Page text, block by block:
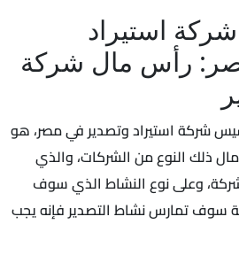
استيراد
رأس مال شركة
شركة استيراد وتصدير في مصر، هو
ذلك النوع من الشركات، والذي
وعلى نوع النشاط الذي سوف
سوف تمارس نشاط التصدير فإنه يجب